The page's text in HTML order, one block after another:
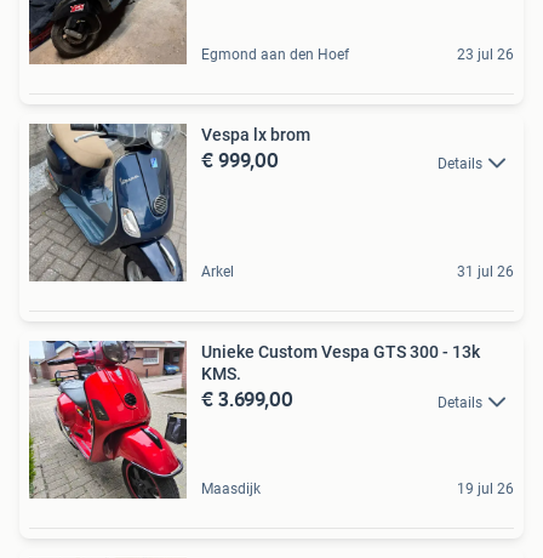
Egmond aan den Hoef 23 jul 26
Vespa lx brom
€ 999,00 Details
Arkel 31 jul 26
Unieke Custom Vespa GTS 300 - 13k
KMS.
€ 3.699,00 Details
Maasdijk 19 jul 26